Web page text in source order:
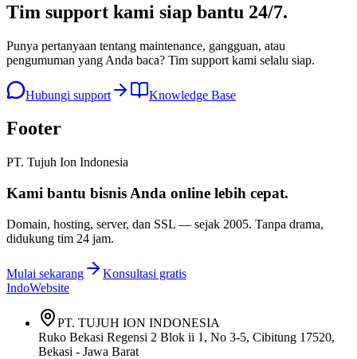
Tim support kami siap bantu 24/7.
Punya pertanyaan tentang maintenance, gangguan, atau
pengumuman yang Anda baca? Tim support kami selalu siap.
Hubungi support Knowledge Base
Footer
PT. Tujuh Ion Indonesia
Kami bantu bisnis Anda online lebih cepat.
Domain, hosting, server, dan SSL — sejak 2005. Tanpa drama,
didukung tim 24 jam.
Mulai sekarang
Konsultasi gratis
IndoWebsite
PT. TUJUH ION INDONESIA
Ruko Bekasi Regensi 2 Blok ii 1, No 3-5, Cibitung 17520,
Bekasi - Jawa Barat